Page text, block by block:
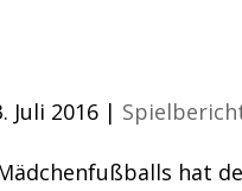
Juli 2016 |
hat